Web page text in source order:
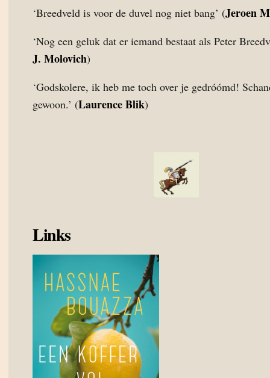
‘Breedveld is voor de duvel nog niet bang’ (Jeroen
‘Nog een geluk dat er iemand bestaat als Peter
J. Molovich)
‘Godskolere, ik heb me toch over je gedróómd!
gewoon.’ (Laurence Blik)
Links